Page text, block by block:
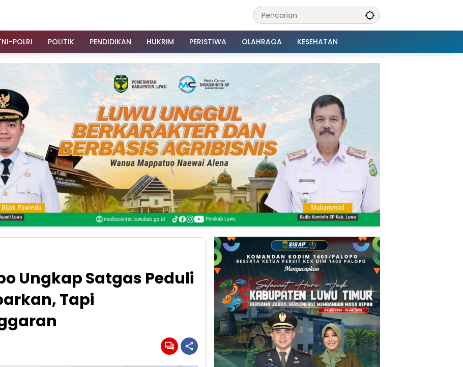
POLRI POLITIK PENDIDIKAN HUKRIM PERISTIWA OLAHRAGA KESEHATAN
Ungkap Satgas Peduli
Tapi